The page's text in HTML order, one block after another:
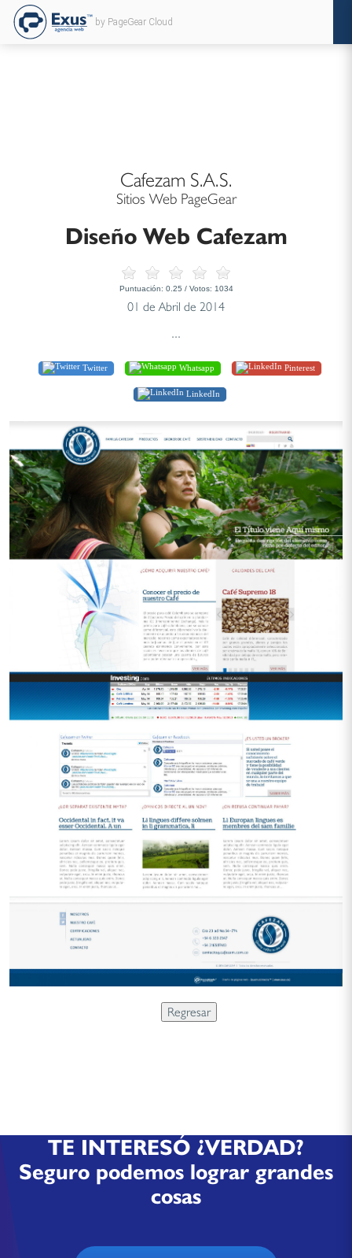
by PageGear Cloud
Cafezam S.A.S.
Sitios Web PageGear
Diseño Web Cafezam
Puntuación: 0.25 / Votos: 1034
01 de Abril de 2014
...
Twitter Whatsapp Pinterest
LinkedIn
TE INTERESÓ ¿VERDAD?
Seguro podemos lograr grandes
cosas